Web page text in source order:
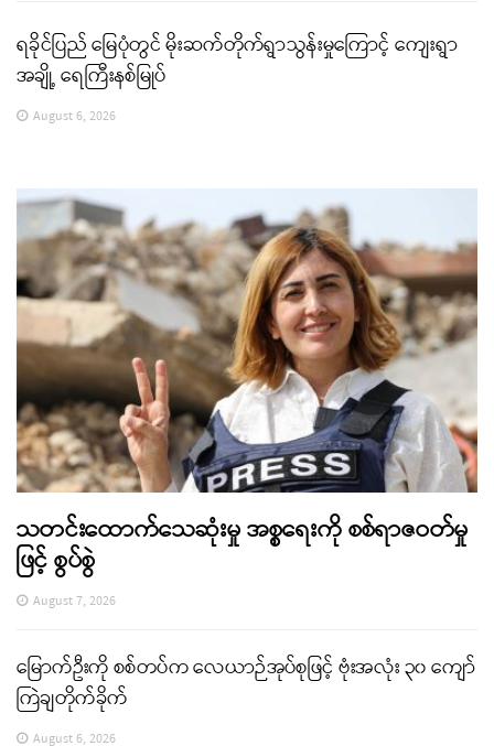
ရခိုင်ပြည် မြေပုံတွင် မိုးဆက်တိုက်ရွာသွန်းမှုကြောင့် ကျေးရွာ
အချို့ ရေကြီးနစ်မြုပ်
August 6, 2026
သတင်းထောက်သေဆုံးမှု အစ္စရေးကို စစ်ရာဇဝတ်မှု
ဖြင့် စွပ်စွဲ
August 7, 2026
မြောက်ဦးကို စစ်တပ်က လေယာဉ်အုပ်စုဖြင့် ဗုံးအလုံး ၃၀ ကျော်
ကြဲချတိုက်ခိုက်
August 6, 2026